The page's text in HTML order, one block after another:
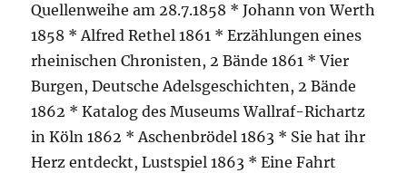
Quellenweihe am 28.7.1858 * Johann von Werth
1858 * Alfred Rethel 1861 * Erzählungen eines
rheinischen Chronisten, 2 Bände 1861 * Vier
Burgen, Deutsche Adelsgeschichten, 2 Bände
1862 * Katalog des Museums Wallraf-Richartz
in Köln 1862 * Aschenbrödel 1863 * Sie hat ihr
Herz entdeckt, Lustspiel 1863 * Eine Fahrt